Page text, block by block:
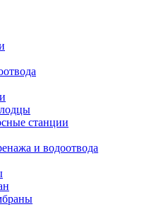
станции
и водоотвода